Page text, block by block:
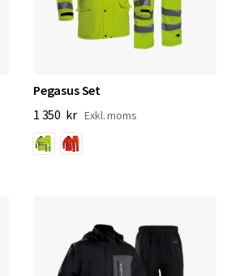
Pegasus Set
1 350 kr